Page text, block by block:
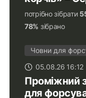
потрібно зібрати
78% зібрано
Човни для
05.08.26 16:12
Проміжний
для